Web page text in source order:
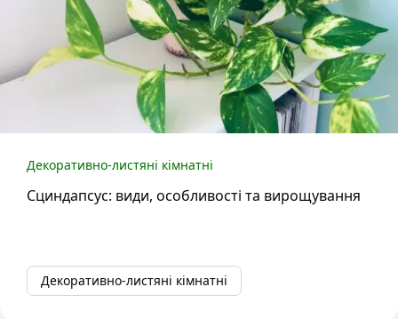
Декоративно-листяні кімнатні
Сциндапсус: види, особливості та вирощування
Декоративно-листяні кімнатні